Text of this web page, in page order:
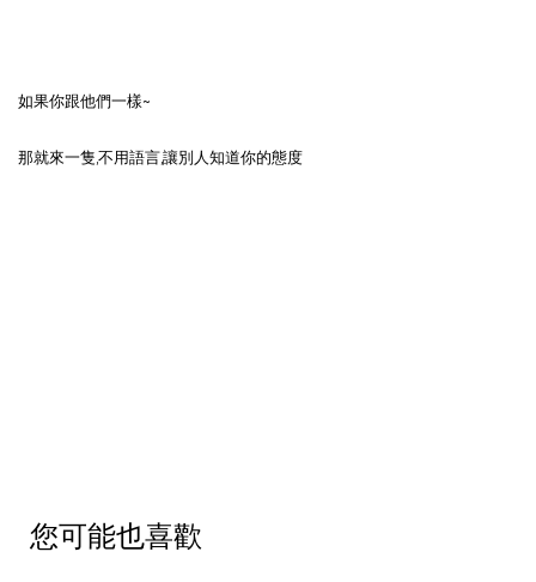
如果你跟他們一樣~
那就來一隻,不用語言,讓別人知道你的態度
您可能也喜歡